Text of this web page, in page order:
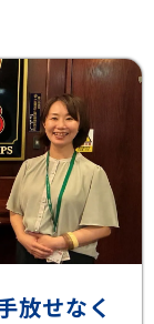
放せなく